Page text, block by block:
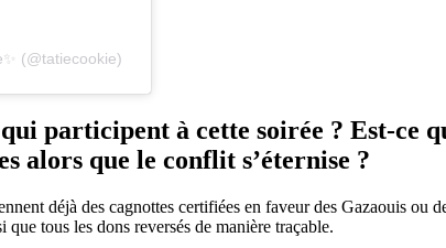
(@tatiecookie)
participent à cette soirée ? Est-ce
alors que le conflit s’éternise ?
déjà des cagnottes certifiées en faveur des Gazaouis
tous les dons reversés de manière traçable.